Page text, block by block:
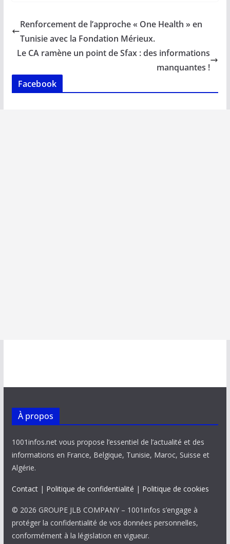
b
o
o
k
l s
A
p
e
dI
n
y
Li
n
g
Renforcement de l’approche « One Health » en
Tunisie avec la Fondation Mérieux.
Le CA ramène un point de Sfax : des informations
manquantes !
Facebook
À propos
1001infos.net vous propose l’essentiel de l’actualité et des
informations en France, Belgique, Tunisie, Maroc, Suisse et
Algérie.
Contact| Politique de confidentialité | Politique de cookies
© 2026 GROUPE JLB COMPANY – 1001infos s’engage à
protéger la confidentialité de vos données personnelles,
conformément à la législation en vigueur.